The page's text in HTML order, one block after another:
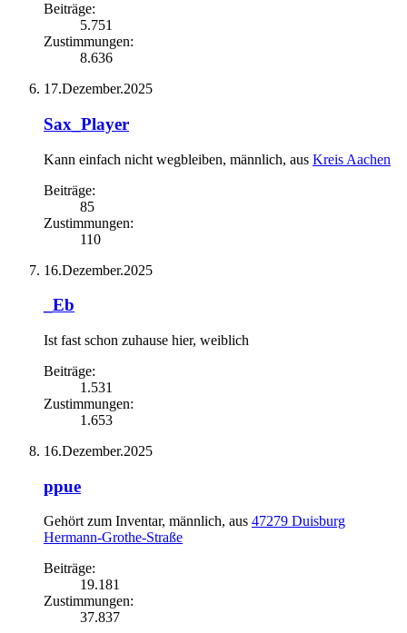
Beiträge:
5.751
Zustimmungen:
8.636
17.Dezember.2025
Sax_Player
Kann einfach nicht wegbleiben, männlich, aus Kreis Aachen
Beiträge:
85
Zustimmungen:
110
16.Dezember.2025
_Eb
Ist fast schon zuhause hier, weiblich
Beiträge:
1.531
Zustimmungen:
1.653
16.Dezember.2025
ppue
Gehört zum Inventar, männlich, aus 47279 Duisburg
Hermann-Grothe-Straße
Beiträge:
19.181
Zustimmungen:
37.837